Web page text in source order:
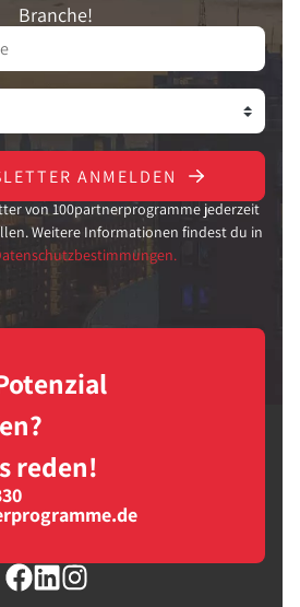
Branche!
ANMELDEN
von 100partnerprogramme jederzeit
Weitere Informationen findest du in
reden!